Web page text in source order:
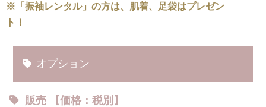
※「振袖レンタル」の方は、肌着、足袋はプレゼン
ト！
オプション
販売 【価格：税別】